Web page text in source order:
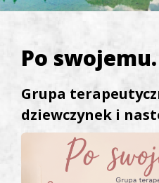
Po swojemu.
Grupa
dziewczynek i